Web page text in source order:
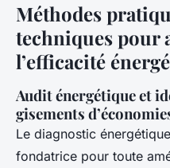
Méthodes
techniques pour
l’efficacité
Audit énergétique et
gisements
Le diagnostic
fondatrice pour toute